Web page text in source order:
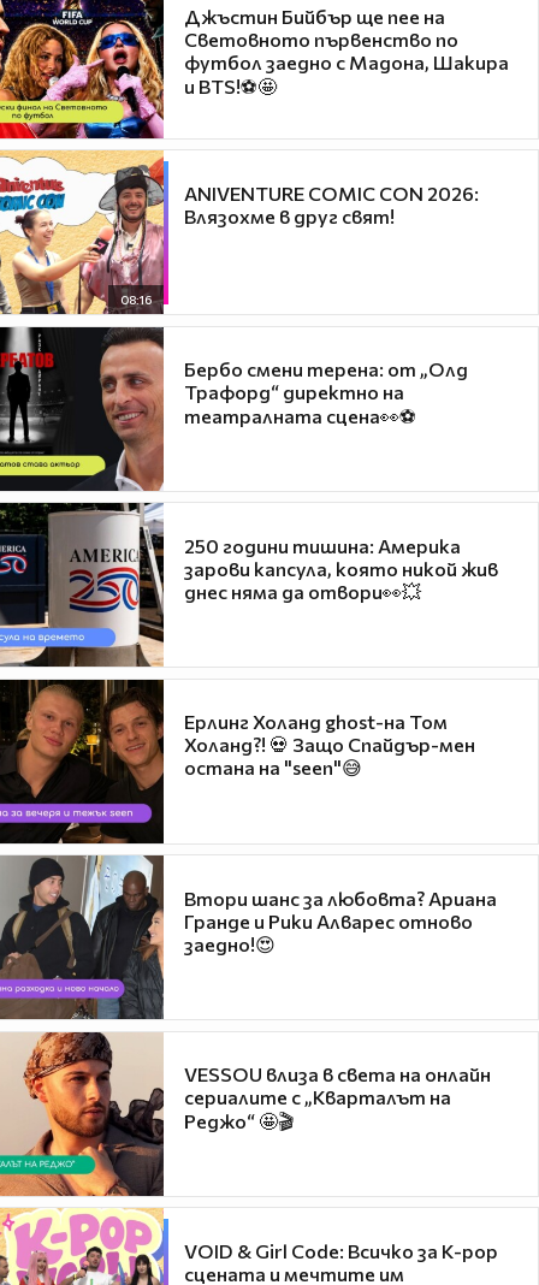
Джъстин Бийбър ще пее на
Световното първенство по
футбол заедно с Мадона, Шакира
и BTS!⚽🤩
08:16
ANIVENTURE COMIC CON 2026:
Влязохме в друг свят!
Бербо смени терена: от „Олд
Трафорд“ директно на
театралната сцена👀⚽
250 години тишина: Америка
зарови капсула, която никой жив
днес няма да отвори👀💥
Ерлинг Холанд ghost-на Том
Холанд?! 💀 Защо Спайдър-мен
остана на "seen"😅
Втори шанс за любовта? Ариана
Гранде и Рики Алварес отново
заедно!😍
VESSOU влиза в света на онлайн
сериалите с „Кварталът на
Реджо“ 🤩🎬
VOID & Girl Code: Всичко за K-pop
сцената и мечтите им